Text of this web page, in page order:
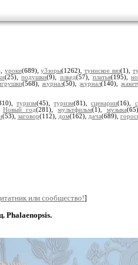
уроки(689),у3зоры(1262),туниское вяз(1),
(25),подушки(9), плкед(57), платья(195),
(568),журнал(50),журнал(140),жакет
туризм(45),туризм(81),сценарии(16),
Новый год(281),мультфильм(1), музыка
(53), заговор(112), дом(162), дача(689),
или сообщество!]
Phalaenopsis.